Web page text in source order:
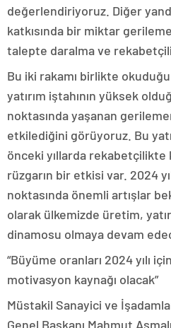
değerlendiriyoruz. Diğer
katkısında bir miktar
talepte daralma ve
Bu iki rakamı birlikte
yatırım iştahının yüksek
noktasında yaşanan
etkilediğini görüyoruz. Bu
önceki yıllarda rekabetçilikte
rüzgarın bir etkisi var. 2024
noktasında önemli artışlar
olarak ülkemizde üretim,
dinamosu olmaya devam
“Büyüme oranları 2024 yılı
motivasyon kaynağı olacak”
Müstakil Sanayici ve
Genel Başkanı Mahmut